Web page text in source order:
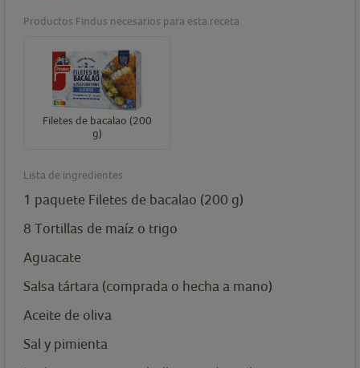
Productos Findus necesarios para esta receta
Filetes de bacalao (200
g)
Lista de ingredientes
1 paquete Filetes de bacalao (200 g)
8 Tortillas de maíz o trigo
Aguacate
Salsa tártara (comprada o hecha a mano)
Aceite de oliva
Sal y pimienta